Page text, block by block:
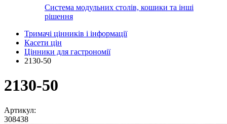
Система модульних столів, кошики та інші
рішення
Тримачі цінників і інформації
Касети цін
Цінники для гастрономії
2130-50
2130-50
Артикул:
308438